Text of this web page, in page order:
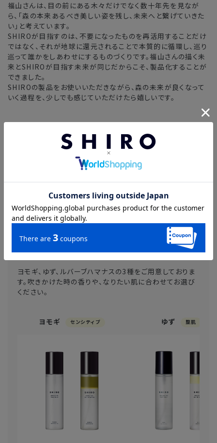
福山さんは、目の前にある木々だけでなく数十年先を見なが
ら、「森の本来あるべき美しい姿を残し、未来へと繋げていきた
い」と考えています。
SHIROが目指すのは、不要になったものを再活用することだけ
ではなく、それが地球に還元されることで本質的に循環し、巡り
巡って誰かをしあわせにするものづくりです。福山さんの描く未
来とSHIROが目指す未来が同じだからこそ、製品化することが
できました。
SHIROの製品をお使いいただきながら、森の未来が良くなって
いく過程を、少しでも感じていただけたら嬉しいです。
素材の恵みをシンプルに
3種のフェイスミスト・オイルインウォーター
素材の蒸留水を配合した「フェイスミスト」は、肌をみずみ
ずしく潤しながら、素材の香りを存分にお楽しみいただけ
るアイテムです。朝晩のスキンケアにたっぷり浴びていた
だくのがおすすめです。
高保湿なオイルを配合した「オイルインウォーター」は、よ
り肌がしっとりと仕上がります。日中の乾燥が気になるタ
イミングやメイク直しのタイミングでのご使用がおすすめ
です。
ヨモギ、ゆず、ルバーブハマナスの3種をご用意しておりま
す。吹きかけた時の香りや、なりたい肌に合わせてお選び
ください。
ヨモギ センシティブ ゆず 整肌